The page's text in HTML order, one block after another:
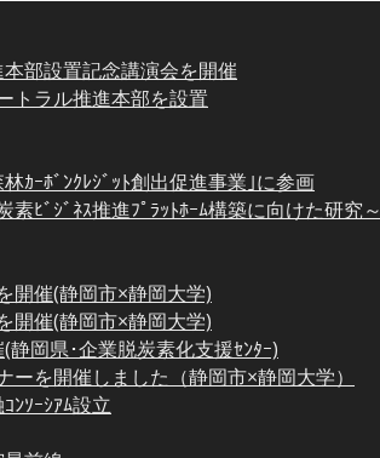
本部設置記念講演会を開催
トラル推進本部を設置
ｶｰﾎﾞﾝｸﾚｼﾞｯﾄ創出促進事業｣に参画
ﾋﾞｼﾞﾈｽ推進ﾌﾟﾗｯﾄﾎｰﾑ構築に向けた研究～
開催(静岡市×静岡大学)
開催(静岡市×静岡大学)
静岡県･企業脱炭素化支援ｾﾝﾀｰ)
ーを開催しました（静岡市×静岡大学）
ﾝｿｰｼｱﾑ設立